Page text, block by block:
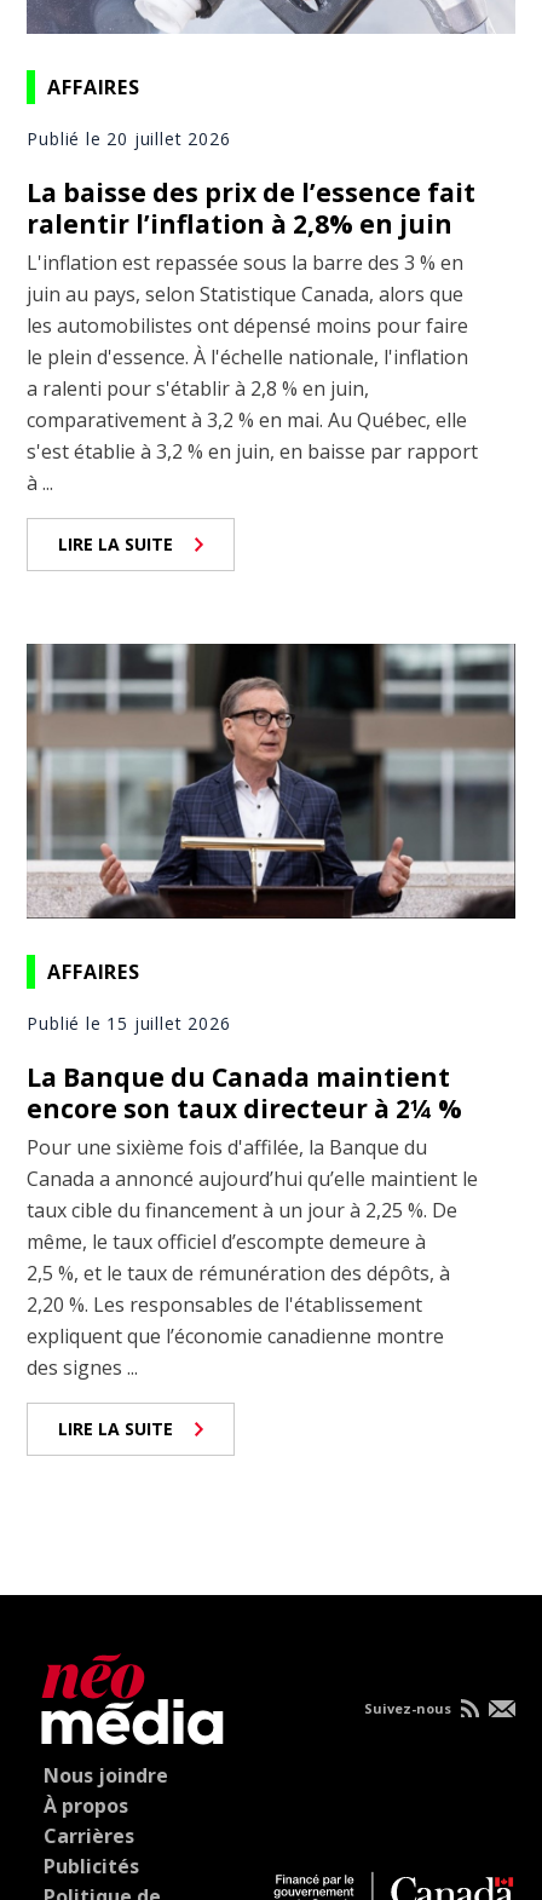
AFFAIRES
Publié le 20 juillet 2026
La baisse des prix de l’essence fait
ralentir l’inflation à 2,8% en juin
L'inflation est repassée sous la barre des 3 % en
juin au pays, selon Statistique Canada, alors que
les automobilistes ont dépensé moins pour faire
le plein d'essence. À l'échelle nationale, l'inflation
a ralenti pour s'établir à 2,8 % en juin,
comparativement à 3,2 % en mai. Au Québec, elle
s'est établie à 3,2 % en juin, en baisse par rapport
à ...
LIRE LA SUITE
AFFAIRES
Publié le 15 juillet 2026
La Banque du Canada maintient
encore son taux directeur à 2¼ %
Pour une sixième fois d'affilée, la Banque du
Canada a annoncé aujourd’hui qu’elle maintient le
taux cible du financement à un jour à 2,25 %. De
même, le taux officiel d’escompte demeure à
2,5 %, et le taux de rémunération des dépôts, à
2,20 %. Les responsables de l'établissement
expliquent que l’économie canadienne montre
des signes ...
LIRE LA SUITE
Nous joindre
À propos
Carrières
Publicités
Suivez-nous